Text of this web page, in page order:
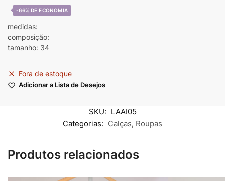
-66%
medidas:
composição:
tamanho: 34
Fora de estoque
Adicionar a Lista de Desejos
SKU: LAAI05
Categorias: Calças, Roupas
Produtos relacionados